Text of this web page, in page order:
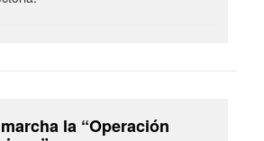
la “Operación